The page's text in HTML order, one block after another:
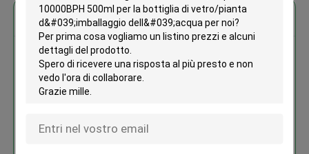
Ottieni il miglior prezzo per
Imbottigliatrice dell'acqua di
10000BPH 500ml per la bottiglia